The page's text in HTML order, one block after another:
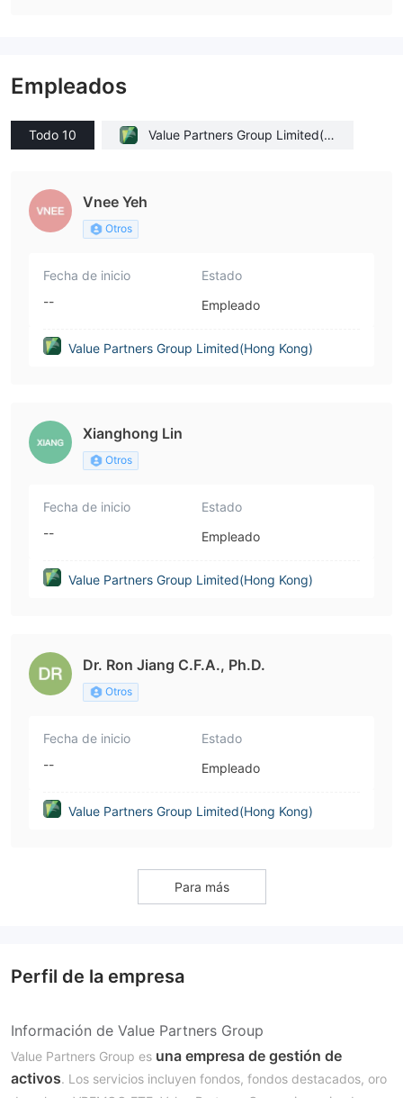
Empleados
Todo 10
Value Partners Group Limited(H
Vnee Yeh
Otros
Fecha de inicio
--
Estado
Empleado
Value Partners Group Limited(Hong Kong)
Xianghong Lin
Otros
Fecha de inicio
--
Estado
Empleado
Value Partners Group Limited(Hong Kong)
Dr. Ron Jiang C.F.A., Ph.D.
Otros
Fecha de inicio
--
Estado
Empleado
Value Partners Group Limited(Hong Kong)
Para más
Perfil de la empresa
Información de Value Partners Group
Value Partners Group es una empresa de gestión de
activos. Los servicios incluyen fondos, fondos destacados, oro